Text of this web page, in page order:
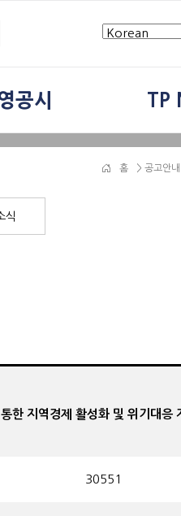
공시 TP
> 공고안내
홈
식
한 지역경제 활성화 및 위기대응
30551